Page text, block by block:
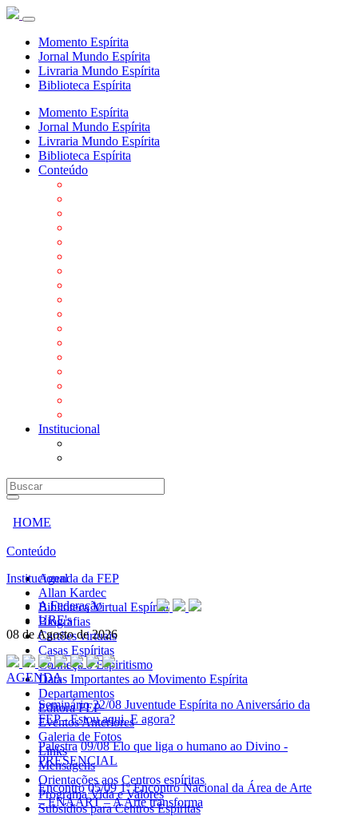
Momento Espírita
Jornal Mundo Espírita
Livraria Mundo Espírita
Biblioteca Espírita
Momento Espírita
Jornal Mundo Espírita
Livraria Mundo Espírita
Biblioteca Espírita
Conteúdo
Institucional
HOME
Conteúdo
Agenda da FEP
Allan Kardec
Biblioteca Virtual Espírita
Biografias
Cartões virtuais
Casas Espíritas
Conheça o Espiritismo
Datas Importantes ao Movimento Espírita
Departamentos
Editora FEP
Eventos Anteriores
Galeria de Fotos
Links
Mensagens
Orientações aos Centros espíritas
Programa Vida e Valores
Subsídios para Centros Espíritas
Institucional
A Federação
URE's
08 de Agosto de 2026
AGENDA
Seminário 22/08 Juventude Espírita no Aniversário da
FEP - Estou aqui. E agora?
Palestra 09/08 Elo que liga o humano ao Divino -
PRESENCIAL
Encontro 05/09 1º Encontro Nacional da Área de Arte
– ENAART – A Arte transforma